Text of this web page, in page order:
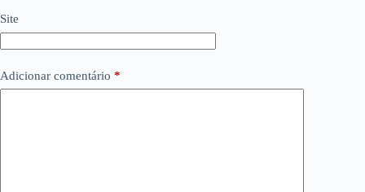
Site
Adicionar comentário *